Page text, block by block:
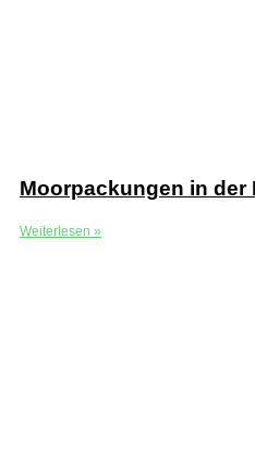
Moorpackungen in der
Weiterlesen »